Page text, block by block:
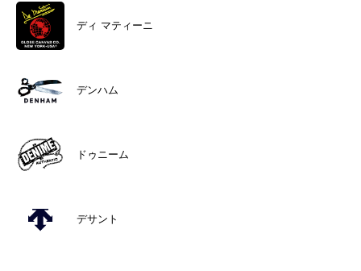
ディ マティーニ
デンハム
ドゥニーム
デサント